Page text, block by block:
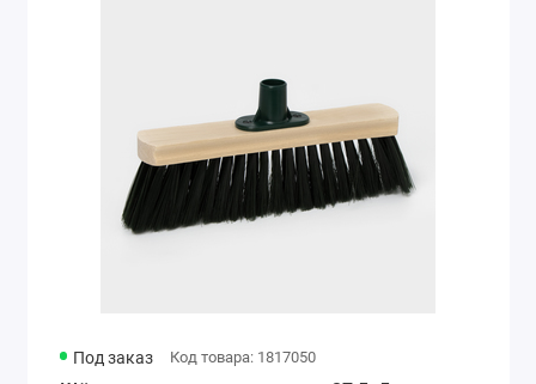
Под заказ Код товара: 1817050